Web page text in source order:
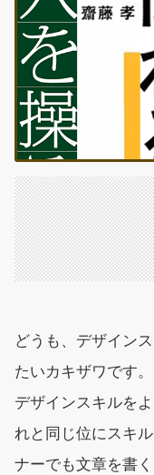
どうも、デザイン
たいカキザワです。
デザインスキルを
れと同じ位にスキ
ナーでも文章を書